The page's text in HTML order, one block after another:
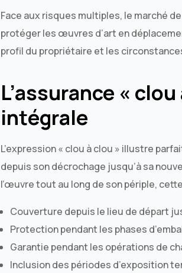
Face aux risques multiples, le marché
protéger les œuvres d’art en
profil du propriétaire et les
L’assurance «
intégrale
L’expression « clou à clou » illustre
depuis son décrochage jusqu’à sa
l’œuvre tout au long de son périple,
Couverture depuis le lieu de départ
Protection pendant les phases
Garantie pendant les opérations de
Inclusion des périodes d’exposition